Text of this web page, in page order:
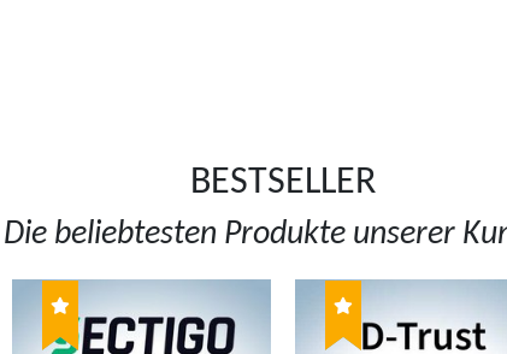
BESTSELLER
Die beliebtesten Produkte unserer